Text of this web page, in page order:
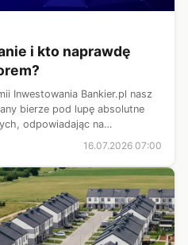
i kto naprawdę
Inwestowania Bankier.pl nasz
bierze pod lupę absolutne
odpowiadając na
inwestowanie, po co to
in...
16.07.2026 07:00